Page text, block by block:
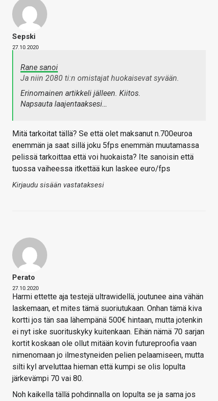
Sepski
27.10.2020
Rane sanoi
Ja niin 2080 ti:n omistajat huokaisevat syvään.
Erinomainen artikkeli jälleen. Kiitos.
Napsauta laajentaaksesi…
Mitä tarkoitat tällä? Se että olet maksanut n.700euroa
enemmän ja saat sillä joku 5fps enemmän muutamassa
pelissä tarkoittaa että voi huokaista? Ite sanoisin että
tuossa vaiheessa itkettää kun laskee euro/fps
Kirjaudu sisään vastataksesi
Perato
27.10.2020
Harmi ettette aja testejä ultrawidellä, joutunee aina vähän
laskemaan, et mites tämä suoriutukaan. Onhan tämä kiva
kortti jos tän saa lähempänä 500€ hintaan, mutta jotenkin
ei nyt iske suorituskyky kuitenkaan. Eihän nämä 70 sarjan
kortit koskaan ole ollut mitään kovin futureproofia vaan
nimenomaan jo ilmestyneiden pelien pelaamiseen, mutta
silti kyl arveluttaa hieman että kumpi se olis lopulta
järkevämpi 70 vai 80.
Noh kaikella tällä pohdinnalla on lopulta se ja sama jos